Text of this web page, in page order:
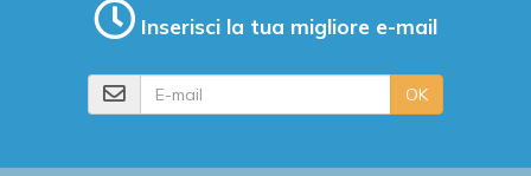
Inserisci la tua migliore e-mail
OK